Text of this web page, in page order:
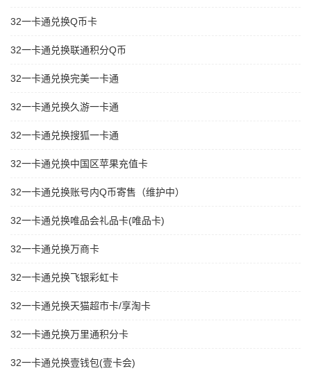
32一卡通兑换Q币卡
32一卡通兑换联通积分Q币
32一卡通兑换完美一卡通
32一卡通兑换久游一卡通
32一卡通兑换搜狐一卡通
32一卡通兑换中国区苹果充值卡
32一卡通兑换账号内Q币寄售（维护中）
32一卡通兑换唯品会礼品卡(唯品卡)
32一卡通兑换万商卡
32一卡通兑换飞银彩虹卡
32一卡通兑换天猫超市卡/享淘卡
32一卡通兑换万里通积分卡
32一卡通兑换壹钱包(壹卡会)